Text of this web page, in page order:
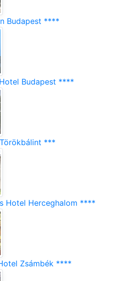
Budapest ****
Budapest ****
***
Hotel Herceghalom ****
Zsámbék ****